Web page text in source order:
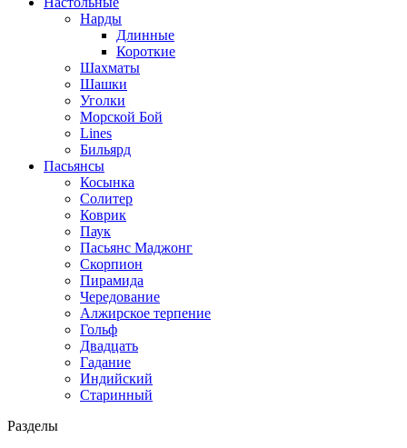
Нарды
Длинные
Короткие
Шахматы
Шашки
Уголки
Морской Бой
Lines
Бильярд
Пасьянсы
Косынка
Солитер
Коврик
Паук
Пасьянс Маджонг
Скорпион
Пирамида
Чередование
Алжирское терпение
Гольф
Двадцать
Гадание
Индийский
Старинный
Разделы